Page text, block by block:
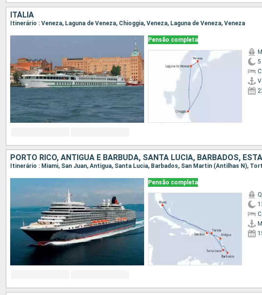
ITÁLIA
Itinerário : Veneza, Laguna de Veneza, Chioggia, Veneza, Laguna de Veneza, Veneza
Pensão completa
5
PORTO RICO, ANTIGUA E BARBUDA, SANTA LUCIA, BARBADOS,
Itinerário : Miami, San Juan, Antigua, Santa Lucia, Barbados, San Martin (Antilhas N),
Pensão completa